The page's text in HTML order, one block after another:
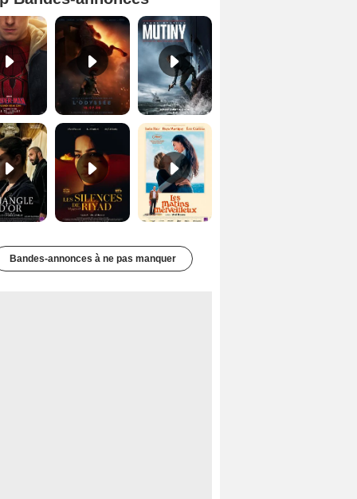
Spider-Man: Brand New Day Bande-annonce VO STFR L'Odyssée Bande-annonce VO STFR
Les Silences de Riyad Bande-annonce VO STFR Les Matins merveilleux Bande-annonce VF
Bandes-annonces à ne pas manquer